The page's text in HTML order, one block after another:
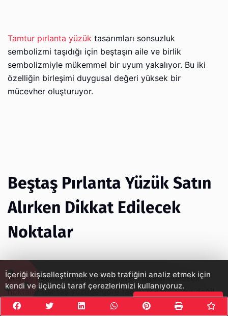
Tamtur pırlanta yüzük tasarımları sonsuzluk
sembolizmi taşıdığı için beştaşın aile ve birlik
sembolizmiyle mükemmel bir uyum yakalıyor. Bu iki
özelliğin birleşimi duygusal değeri yüksek bir
mücevher oluşturuyor.
Beştaş Pırlanta Yüzük Satın
Alırken Dikkat Edilecek
Noktalar
Beştaş pırlanta yüzük satın alırken dikkat edilecek
noktalar tek taş yüzüğe göre farklı. Tek bir taşın değil,
beş taşın uyumlu bir bütün oluşturması kritik.
İçeriği kişiselleştirmek ve web trafiğini analiz etmek için
kendi ve üçüncü taraf çerezlerimizi kullanıyoruz.
Çerezleri Kabul Et